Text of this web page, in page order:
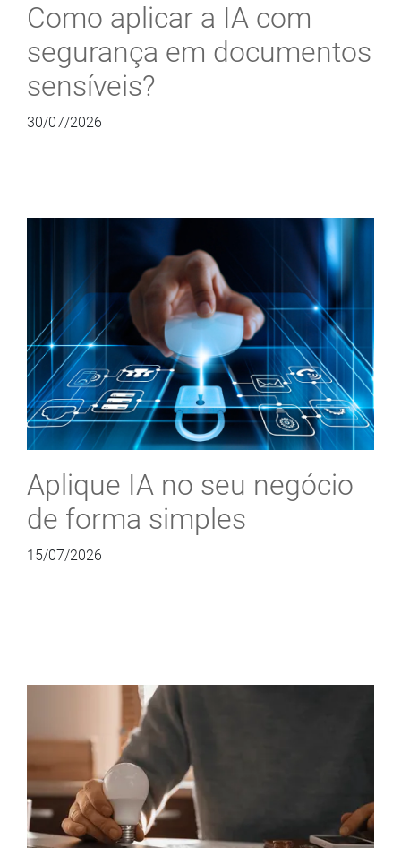
Como aplicar a IA com
segurança em documentos
sensíveis?
30/07/2026
Aplique IA no seu negócio
de forma simples
15/07/2026